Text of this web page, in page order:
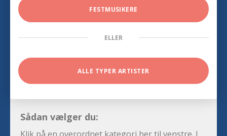
FESTMUSIKERE
ELLER
ALLE TYPER ARTISTER
Sådan vælger du: